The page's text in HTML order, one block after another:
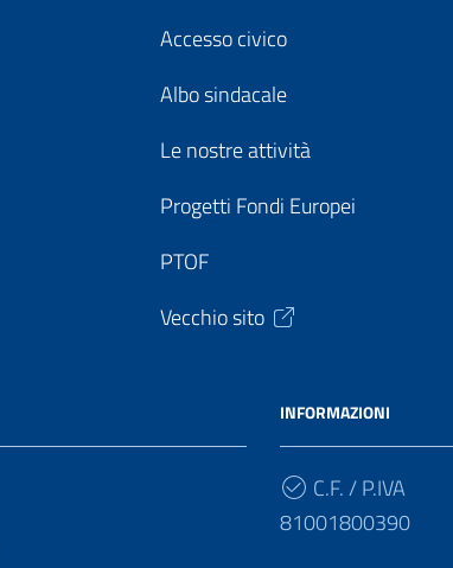
Accesso civico
Albo sindacale
Le nostre attività
Progetti Fondi Europei
PTOF
Vecchio sito
INFORMAZIONI
C.F. / P.IVA
81001800390